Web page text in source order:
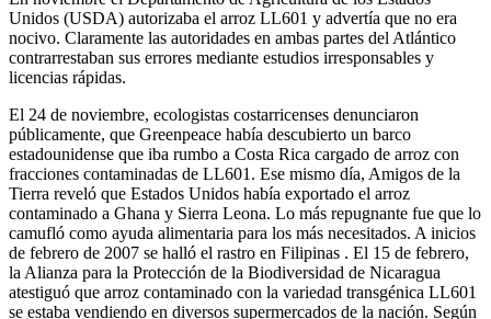
Unidos (USDA) autorizaba el arroz LL601 y advertía que no era
nocivo. Claramente las autoridades en ambas partes del Atlántico
contrarrestaban sus errores mediante estudios irresponsables y
licencias rápidas.
El 24 de noviembre, ecologistas costarricenses denunciaron
públicamente, que Greenpeace había descubierto un barco
estadounidense que iba rumbo a Costa Rica cargado de arroz con
fracciones contaminadas de LL601. Ese mismo día, Amigos de la
Tierra reveló que Estados Unidos había exportado el arroz
contaminado a Ghana y Sierra Leona. Lo más repugnante fue que lo
camufló como ayuda alimentaria para los más necesitados. A inicios
de febrero de 2007 se halló el rastro en Filipinas . El 15 de febrero,
la Alianza para la Protección de la Biodiversidad de Nicaragua
atestiguó que arroz contaminado con la variedad transgénica LL601
se estaba vendiendo en diversos supermercados de la nación. Según